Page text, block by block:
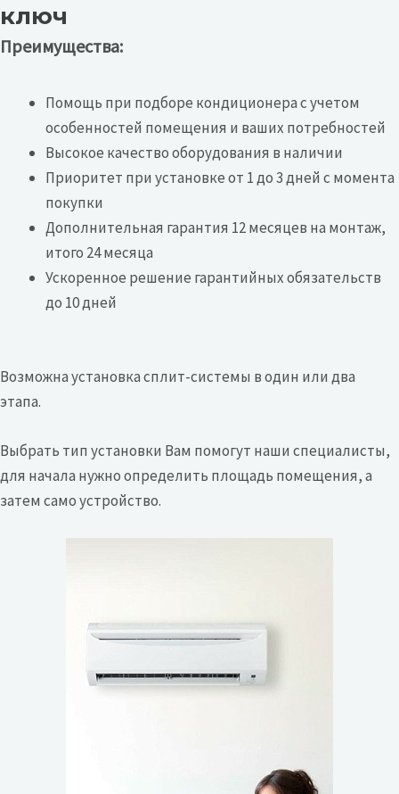
ключ
Преимущества:
Помощь при подборе кондиционера с учетом
особенностей помещения и ваших потребностей
Высокое качество оборудования в наличии
Приоритет при установке от 1 до 3 дней с момента
покупки
Дополнительная гарантия 12 месяцев на монтаж,
итого 24 месяца
Ускоренное решение гарантийных обязательств
до 10 дней
Возможна установка сплит-системы в один или два
этапа.
Выбрать тип установки Вам помогут наши специалисты,
для начала нужно определить площадь помещения, а
затем само устройство.